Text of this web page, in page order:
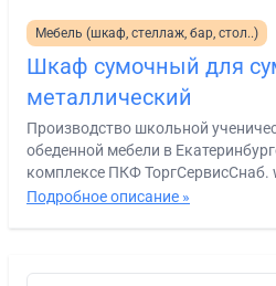
Мебель (шкаф, стеллаж, бар, стол..)
Шкаф сумочный для
металлический
Производство школьной
обеденной мебели в
комплексе ПКФ ТоргСервисСнаб.
Подробное описание »